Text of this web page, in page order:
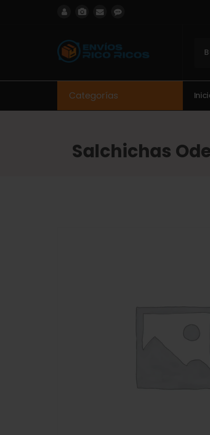
Categorías Inici
Salchichas